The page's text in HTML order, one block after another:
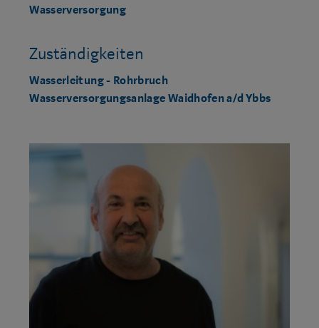
Wasserversorgung
Zuständigkeiten
Wasserleitung - Rohrbruch
Wasserversorgungsanlage Waidhofen a/d Ybbs